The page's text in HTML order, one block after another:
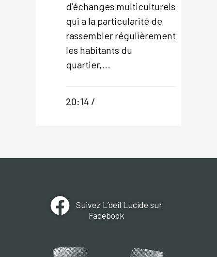
d’échanges multiculturels
qui a la particularité de
rassembler régulièrement
les habitants du
quartier,...
20:14 /
Suivez L’oeil Lucide sur
Facebook